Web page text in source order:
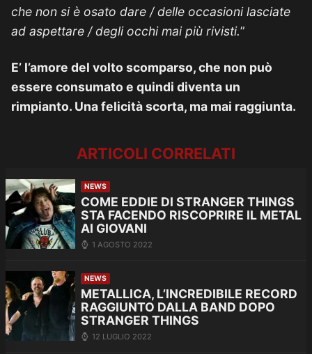
che non si è osato dare / delle occasioni lasciate
ad aspettare / degli occhi mai più rivisti.”
E’ l’amore del volto scomparso, che non può
essere consumato e quindi diventa un
rimpianto. Una felicità scorta, ma mai raggiunta.
ARTICOLI CORRELATI
NEWS
COME EDDIE DI STRANGER THINGS
STA FACENDO RISCOPRIRE IL METAL
AI GIOVANI
1 AGOSTO 2022
NEWS
METALLICA, L’INCREDIBILE RECORD
RAGGIUNTO DALLA BAND DOPO
STRANGER THINGS
12 LUGLIO 2022